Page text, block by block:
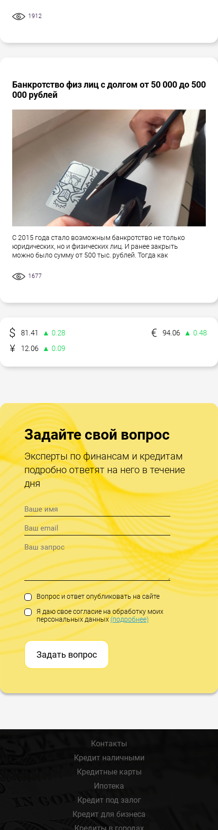
1912
Банкротство физ лиц с долгом от 50 000 до 500
000 рублей
С 2015 года стало возможным банкротство не только
юридических, но и физических лиц. И ранее закрыть
можно было сумму от 500 тыс. рублей. Тогда как
1677
81.41 ▲ 0.28 94.06
▲ 0.48
12.06
▲ 0.09
Задайте свой вопрос
Эксперты по финансам и кредитам
подробно ответят на него в течение
дня
Вопрос и ответ опубликовать на сайте
Я даю свое согласие на обработку моих
персональных данных(подробнее)
Задать вопрос
Контакты
Кредит наличными
Кредитные карты
Ипотека
Кредит под залог
Кредит для бизнеса